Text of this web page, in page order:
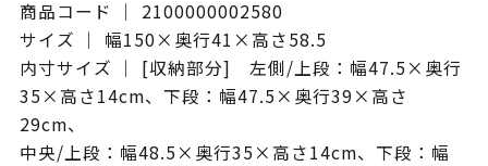
商品コード ｜ 2100000002580
サイズ ｜ 幅150×奥行41×高さ58.5
内寸サイズ ｜ [収納部分] 左側/上段：幅47.5×奥行
35×高さ14cm、下段：幅47.5×奥行39×高さ
29cm、
中央/上段：幅48.5×奥行35×高さ14cm、下段：幅